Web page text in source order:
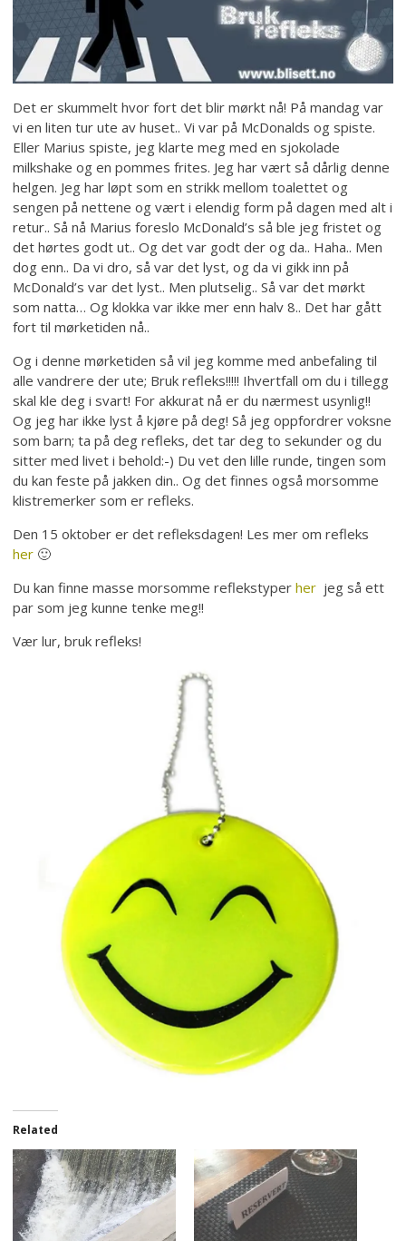
Det er skummelt hvor fort det blir mørkt nå! På mandag var
vi en liten tur ute av huset.. Vi var på McDonalds og spiste.
Eller Marius spiste, jeg klarte meg med en sjokolade
milkshake og en pommes frites. Jeg har vært så dårlig denne
helgen. Jeg har løpt som en strikk mellom toalettet og
sengen på nettene og vært i elendig form på dagen med alt i
retur.. Så nå Marius foreslo McDonald’s så ble jeg fristet og
det hørtes godt ut.. Og det var godt der og da.. Haha.. Men
dog enn.. Da vi dro, så var det lyst, og da vi gikk inn på
McDonald’s var det lyst.. Men plutselig.. Så var det mørkt
som natta… Og klokka var ikke mer enn halv 8.. Det har gått
fort til mørketiden nå..
Og i denne mørketiden så vil jeg komme med anbefaling til
alle vandrere der ute; Bruk refleks!!!!! Ihvertfall om du i tillegg
skal kle deg i svart! For akkurat nå er du nærmest usynlig!!
Og jeg har ikke lyst å kjøre på deg! Så jeg oppfordrer voksne
som barn; ta på deg refleks, det tar deg to sekunder og du
sitter med livet i behold:-) Du vet den lille runde, tingen som
du kan feste på jakken din.. Og det finnes også morsomme
klistremerker som er refleks.
Den 15 oktober er det refleksdagen! Les mer om refleks
her 🙂
Du kan finne masse morsomme reflekstyperher jeg så ett
par som jeg kunne tenke meg!!
Vær lur, bruk refleks!
Related